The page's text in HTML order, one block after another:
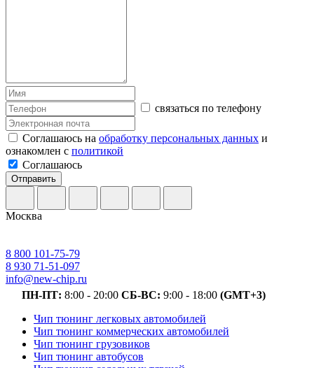
связаться по телефону
Соглашаюсь на обработку персональных данных и
ознакомлен с политикой
Соглашаюсь
Отправить
Москва
8 800 101-75-79
8 930 71-51-097
info@new-chip.ru
ПН-ПТ: 8:00 - 20:00 СБ-ВС: 9:00 - 18:00 (GMT+3)
Чип тюнинг легковых автомобилей
Чип тюнинг коммерческих автомобилей
Чип тюнинг грузовиков
Чип тюнинг автобусов